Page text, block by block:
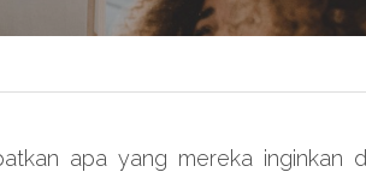
apa yang mereka inginkan